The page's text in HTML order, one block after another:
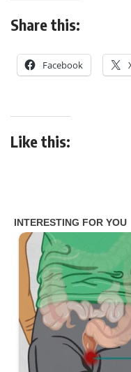
Share this:
Facebook
Like this: